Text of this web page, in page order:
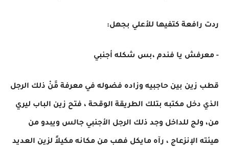
ردت رافعة كتفيها للأعلي بجهل:
- معرفش يا فندم ،بس شكله أجنبي
قطب زين بين حاجبيه وزاده فضوله في معرفة مََنْ ذلك الرجل
الذي دخل مكتبه بتلك الطريقة الوقحة ، فتح زين الباب ليري
من، ولج للداخل وجد ذلك الرجل الأجنبي جالس ويبدو من
هيئته الإنزعاج ، رآه مايكل فهب من مكانه مكيلاً لزين العديد